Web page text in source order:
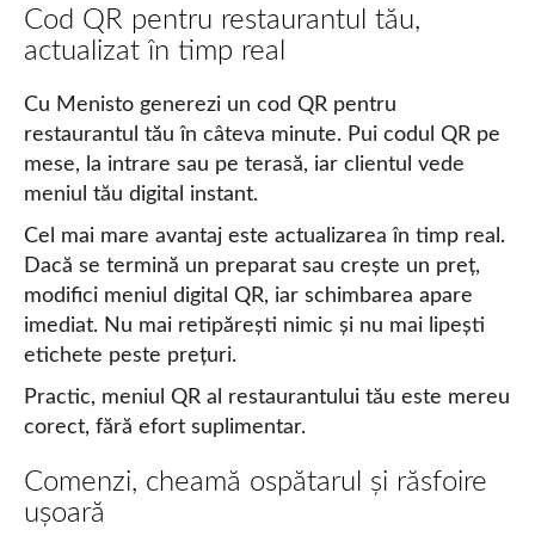
Cod QR pentru restaurantul tău,
actualizat în timp real
Cu Menisto generezi un cod QR pentru
restaurantul tău în câteva minute. Pui codul QR pe
mese, la intrare sau pe terasă, iar clientul vede
meniul tău digital instant.
Cel mai mare avantaj este actualizarea în timp real.
Dacă se termină un preparat sau crește un preț,
modifici meniul digital QR, iar schimbarea apare
imediat. Nu mai retipărești nimic și nu mai lipești
etichete peste prețuri.
Practic, meniul QR al restaurantului tău este mereu
corect, fără efort suplimentar.
Comenzi, cheamă ospătarul și răsfoire
ușoară